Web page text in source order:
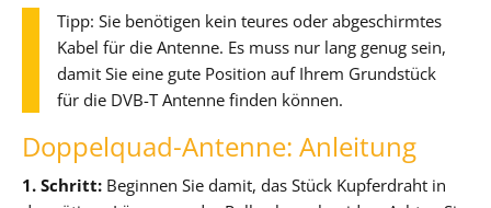
Tipp: Sie benötigen kein teures oder abgeschirmtes
Kabel für die Antenne. Es muss nur lang genug sein,
damit Sie eine gute Position auf Ihrem Grundstück
für die DVB-T Antenne finden können.
Doppelquad-Antenne: Anleitung
1. Schritt: Beginnen Sie damit, das Stück Kupferdraht in